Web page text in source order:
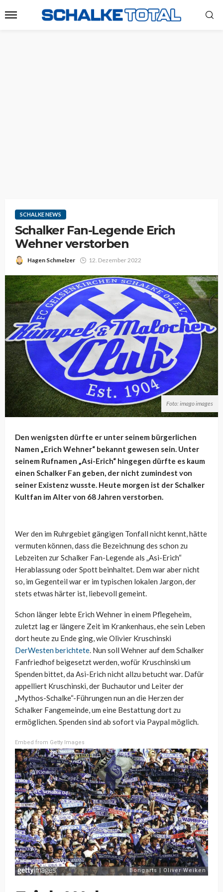
SCHALKE NEWS
Schalker Fan-Legende Erich
Wehner verstorben
Hagen Schmelzer 12. Dezember 2022
Foto: imago images
Den wenigsten dürfte er unter seinem bürgerlichen
Namen „Erich Wehner“ bekannt gewesen sein. Unter
seinem Rufnamen „Asi-Erich“ hingegen dürfte es kaum
einen Schalker Fan geben, der nicht zumindest von
seiner Existenz wusste. Heute morgen ist der Schalker
Kultfan im Alter von 68 Jahren verstorben.
Wer den im Ruhrgebiet gängigen Tonfall nicht kennt, hätte
vermuten können, dass die Bezeichnung des schon zu
Lebzeiten zur Schalker Fan-Legende als „Asi-Erich“
Herablassung oder Spott beinhaltet. Dem war aber nicht
so, im Gegenteil war er im typischen lokalen Jargon, der
stets etwas härter ist, liebevoll gemeint.
Schon länger lebte Erich Wehner in einem Pflegeheim,
zuletzt lag er längere Zeit im Krankenhaus, ehe sein Leben
dort heute zu Ende ging, wie Olivier Kruschinski
DerWesten berichtete. Nun soll Wehner auf dem Schalker
Fanfriedhof beigesetzt werden, wofür Kruschinski um
Spenden bittet, da Asi-Erich nicht allzu betucht war. Dafür
appelliert Kruschinski, der Buchautor und Leiter der
„Mythos-Schalke“-Führungen nun an die Herzen der
Schalker Fangemeinde, um eine Bestattung dort zu
ermöglichen. Spenden sind ab sofort via Paypal möglich.
Embed from Getty Images